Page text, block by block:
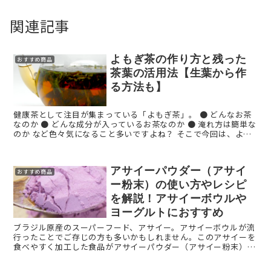
関連記事
おすすめ商品
よもぎ茶の作り方と残った
茶葉の活用法【生葉から作
る方法も】
健康茶として注目が集まっている「よもぎ茶」。 ● どんなお茶
なのか ● どんな成分が入っているお茶なのか ● 淹れ方は簡単な
のか など色々気になること多いですよね？ そこで今回は、よも
おすすめ商品
アサイーパウダー（アサイ
ー粉末）の使い方やレシピ
を解説！アサイーボウルや
ヨーグルトにおすすめ
ブラジル原産のスーパーフード、アサイー。アサイーボウルが流
行ったことでご存じの方も多いかもしれません。このアサイーを
食べやすく加工した食品がアサイーパウダー（アサイー粉末）で